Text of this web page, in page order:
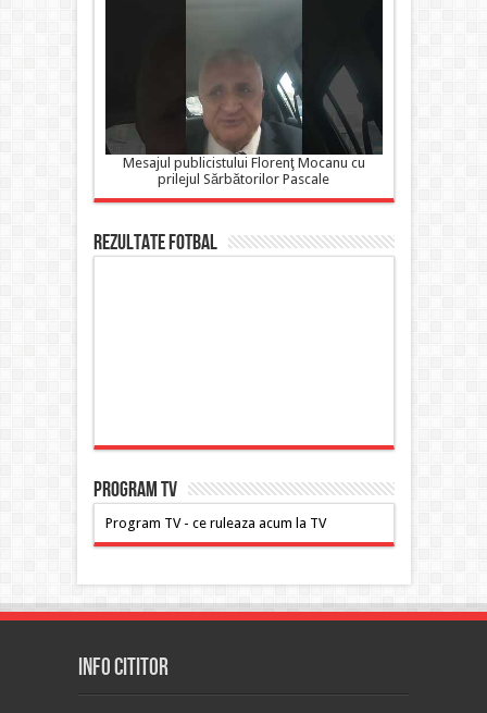
Mesajul publicistului Florenţ Mocanu cu
prilejul Sărbătorilor Pascale
Rezultate FOTBAL
PROGRAM TV
Program TV - ce ruleaza acum la TV
INFO CITITOR